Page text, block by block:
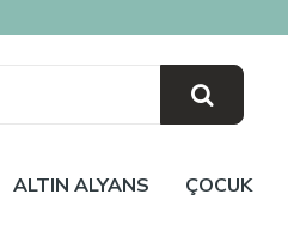
ALTIN ALYANS ÇOCUK